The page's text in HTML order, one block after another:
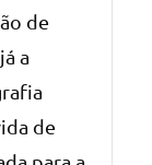
de
a
de